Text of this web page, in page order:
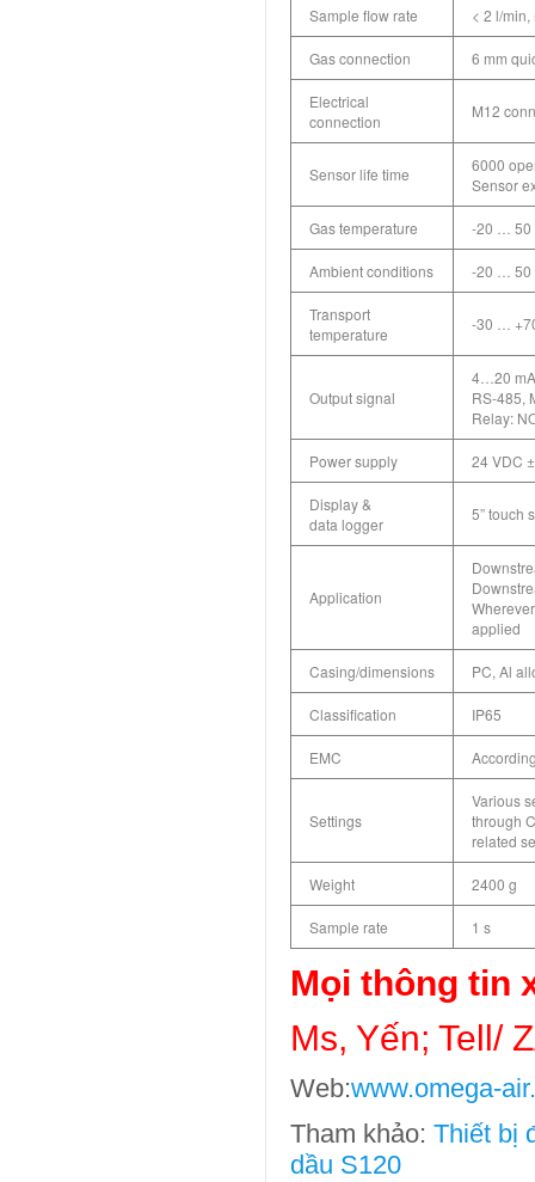
Sample flow rate < 2 l/
Gas connection 6 mm
Electrical
connection
M12
Sensor life time
6000
Sensor
Gas temperature -20 … 50
Ambient conditions -20 … 50
Transport
temperature
-30 …
Output signal
4…20
RS-485,
Relay:
Power supply 24 VDC
Display &
data logger
5” touch
Application
applied
Casing/dimensions PC, Al
Classification IP65
EMC
Settings
Various
through
related
Weight 2400 g
Sample rate 1 s
Mọi thông tin
Ms, Yến; Tell/
Web:www.omega-
Tham khảo: Thiết bị
dầu S120